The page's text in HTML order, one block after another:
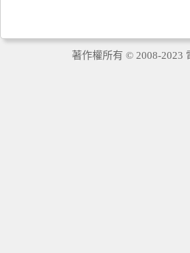
著作權所有 © 2008-2023